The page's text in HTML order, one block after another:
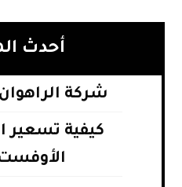
أحدث
شركة
كيفية تسعير